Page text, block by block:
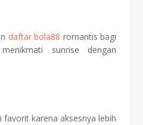
daftar bola88 romantis bagi
sunrise dengan
karena aksesnya lebih